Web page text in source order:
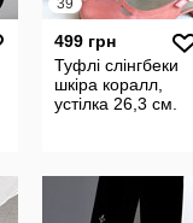
39
499 грн
Туфлі слінгбеки
шкіра коралл,
устілка 26,3 см.